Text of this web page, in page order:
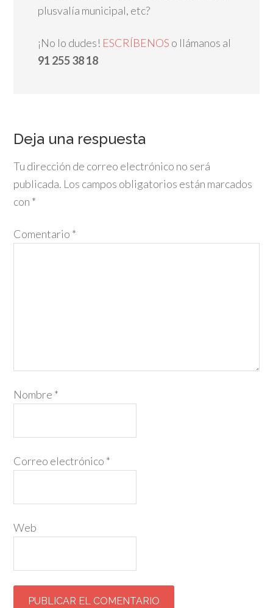
plusvalía municipal, etc?
¡No lo dudes! ESCRÍBENOS o llámanos al
91 255 38 18
Deja una respuesta
Tu dirección de correo electrónico no será
publicada. Los campos obligatorios están marcados
con *
Comentario *
Nombre *
Correo electrónico *
Web